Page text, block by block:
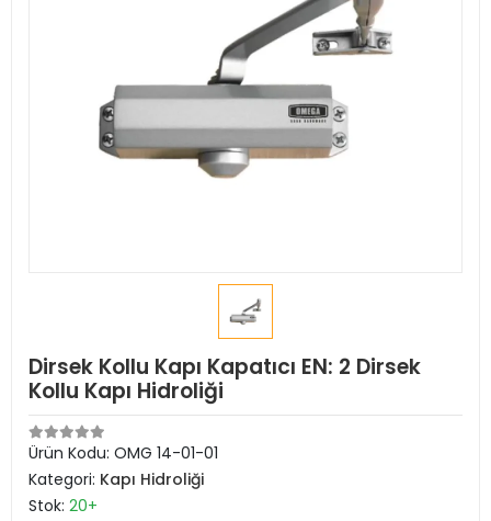
Dirsek Kollu Kapı Kapatıcı EN: 2 Dirsek
Kollu Kapı Hidroliği
Ürün Kodu: OMG 14-01-01
Kategori: Kapı Hidroliği
Stok: 20+